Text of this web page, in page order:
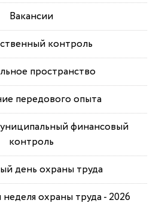
Вакансии
контроль
пространство
передового опыта
финансовый
контроль
день охраны труда
неделя охраны труда - 2026